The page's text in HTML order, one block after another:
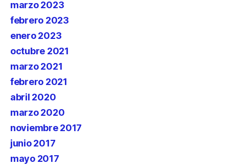
marzo 2023
febrero 2023
enero 2023
octubre 2021
marzo 2021
febrero 2021
abril 2020
marzo 2020
noviembre 2017
junio 2017
mayo 2017